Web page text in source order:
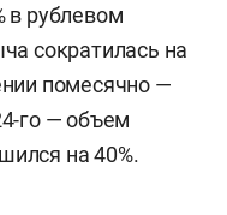
в рублевом
сократилась на
помесячно —
го — объем
на 40%.